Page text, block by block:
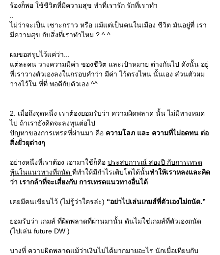
ร้องก็พอ ใช้ชีวิตที่มีความสุข ทำที่เรารัก รักที่เราทำ
ไม่ว่าจะเป็น เซาะกราว หรือ แม้แต่เป็นคนในเมือง ชีวิต มันอยู่ที่ เรา
มีความสุข กับสิ่งที่เราทำไหม ? ^ ^
ผมขอสรุปไว้แค่ว่า...
ต่ละคน วางความมีค่า ของชีวิต และเป้าหมาย ต่างกันไป ดังนั้น อยู่
ที่เราวางตัวเองลงในกรอบคำว่า มีค่า ไว้ตรงไหน นั้นเอง ส่วนตัวผม
วางไว้ใน ที่ที่ พอดีกับตัวเอง ^^
2. เมื่อถึงจุดหนึ่ง เราต้องยอมรับว่า ความผิดพลาด นั้น ไม่มีทางหมด
ไป ถ้าเรายังคิดจะลงทุนต่อไป
ปัญหาของการเทรดที่ผ่านมา คือ ความโลภ และ ความที่ไม่อดทน ต่อ
สิ่งยั่วยุต่างๆ
อย่างหนึ่งที่เราต้อง เอามาใช้ก็คือ ประสบการณ์ สองปี กับการเทรด
หุ้นในแนวทางที่ถนัด ที่ทำให้มีกำไรเติบโตได้นั้นทำให้เราหลงและคิด
ว่า เรากล้าที่จะเสี่ยงกับ การเทรดแนวทางอื่นได้
เคยมีคนเขียนไว้ (ไม่รู้ว่าใครล่ะ) “อย่าไปเล่นเกมส์ที่ตัวเองไม่ถนัด.”
อมรับว่า เกมส์ ที่ผิดพลาดที่ผ่านมานั้น ดันไม่ใช่เกมส์ที่ตัวเองถนัด
(ไปเล่น future DW )
บางที่ ความผิดพลาดแม้ว่าเงินไม่ได้มากมายอะไร นักเมื่อเทียบกับ